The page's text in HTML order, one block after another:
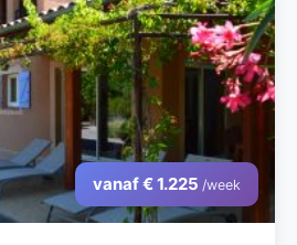
vanaf € 1.225 /week